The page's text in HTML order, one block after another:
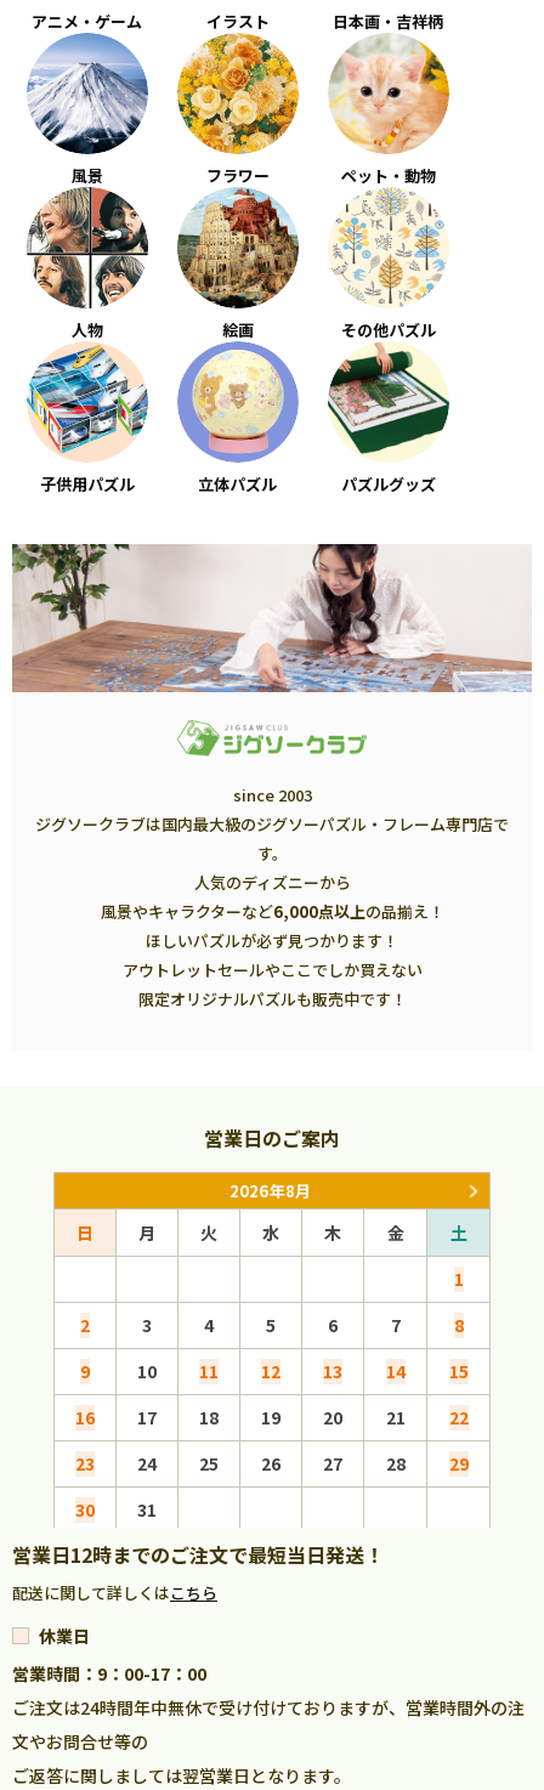
アニメ・ゲーム イラスト 日本画・吉祥柄
風景 フラワー ペット・動物
人物 絵画 その他パズル
子供用パズル 立体パズル パズルグッズ
since 2003
ジグソークラブは国内最大級のジグソーパズル・フレーム専門店で
す。
人気のディズニーから
風景やキャラクターなど6,000点以上の品揃え！
ほしいパズルが必ず見つかります！
アウトレットセールやここでしか買えない
限定オリジナルパズルも販売中です！
営業日のご案内
2026年8月
日 月 火 水 木 金
土
1
2
3 4 5 6 7
8
9
10 11 12 13 14
15
16
17 18 19 20 21
22
23
24 25 26 27 28
29
30
31
営業日12時までのご注文で最短当日発送！
配送に関して詳しくはこちら
休業日
営業時間：9：00-17：00
ご注文は24時間年中無休で受け付けておりますが、営業時間外の注
文やお問合せ等の
ご返答に関しましては翌営業日となります。